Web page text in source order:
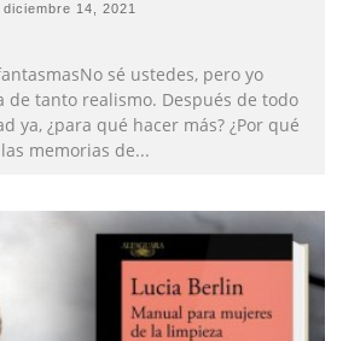
diciembre 14, 2021
sé ustedes, pero yo
de tanto realismo. Después de todo
ya, ¿para qué hacer más? ¿Por qué
memorias de...